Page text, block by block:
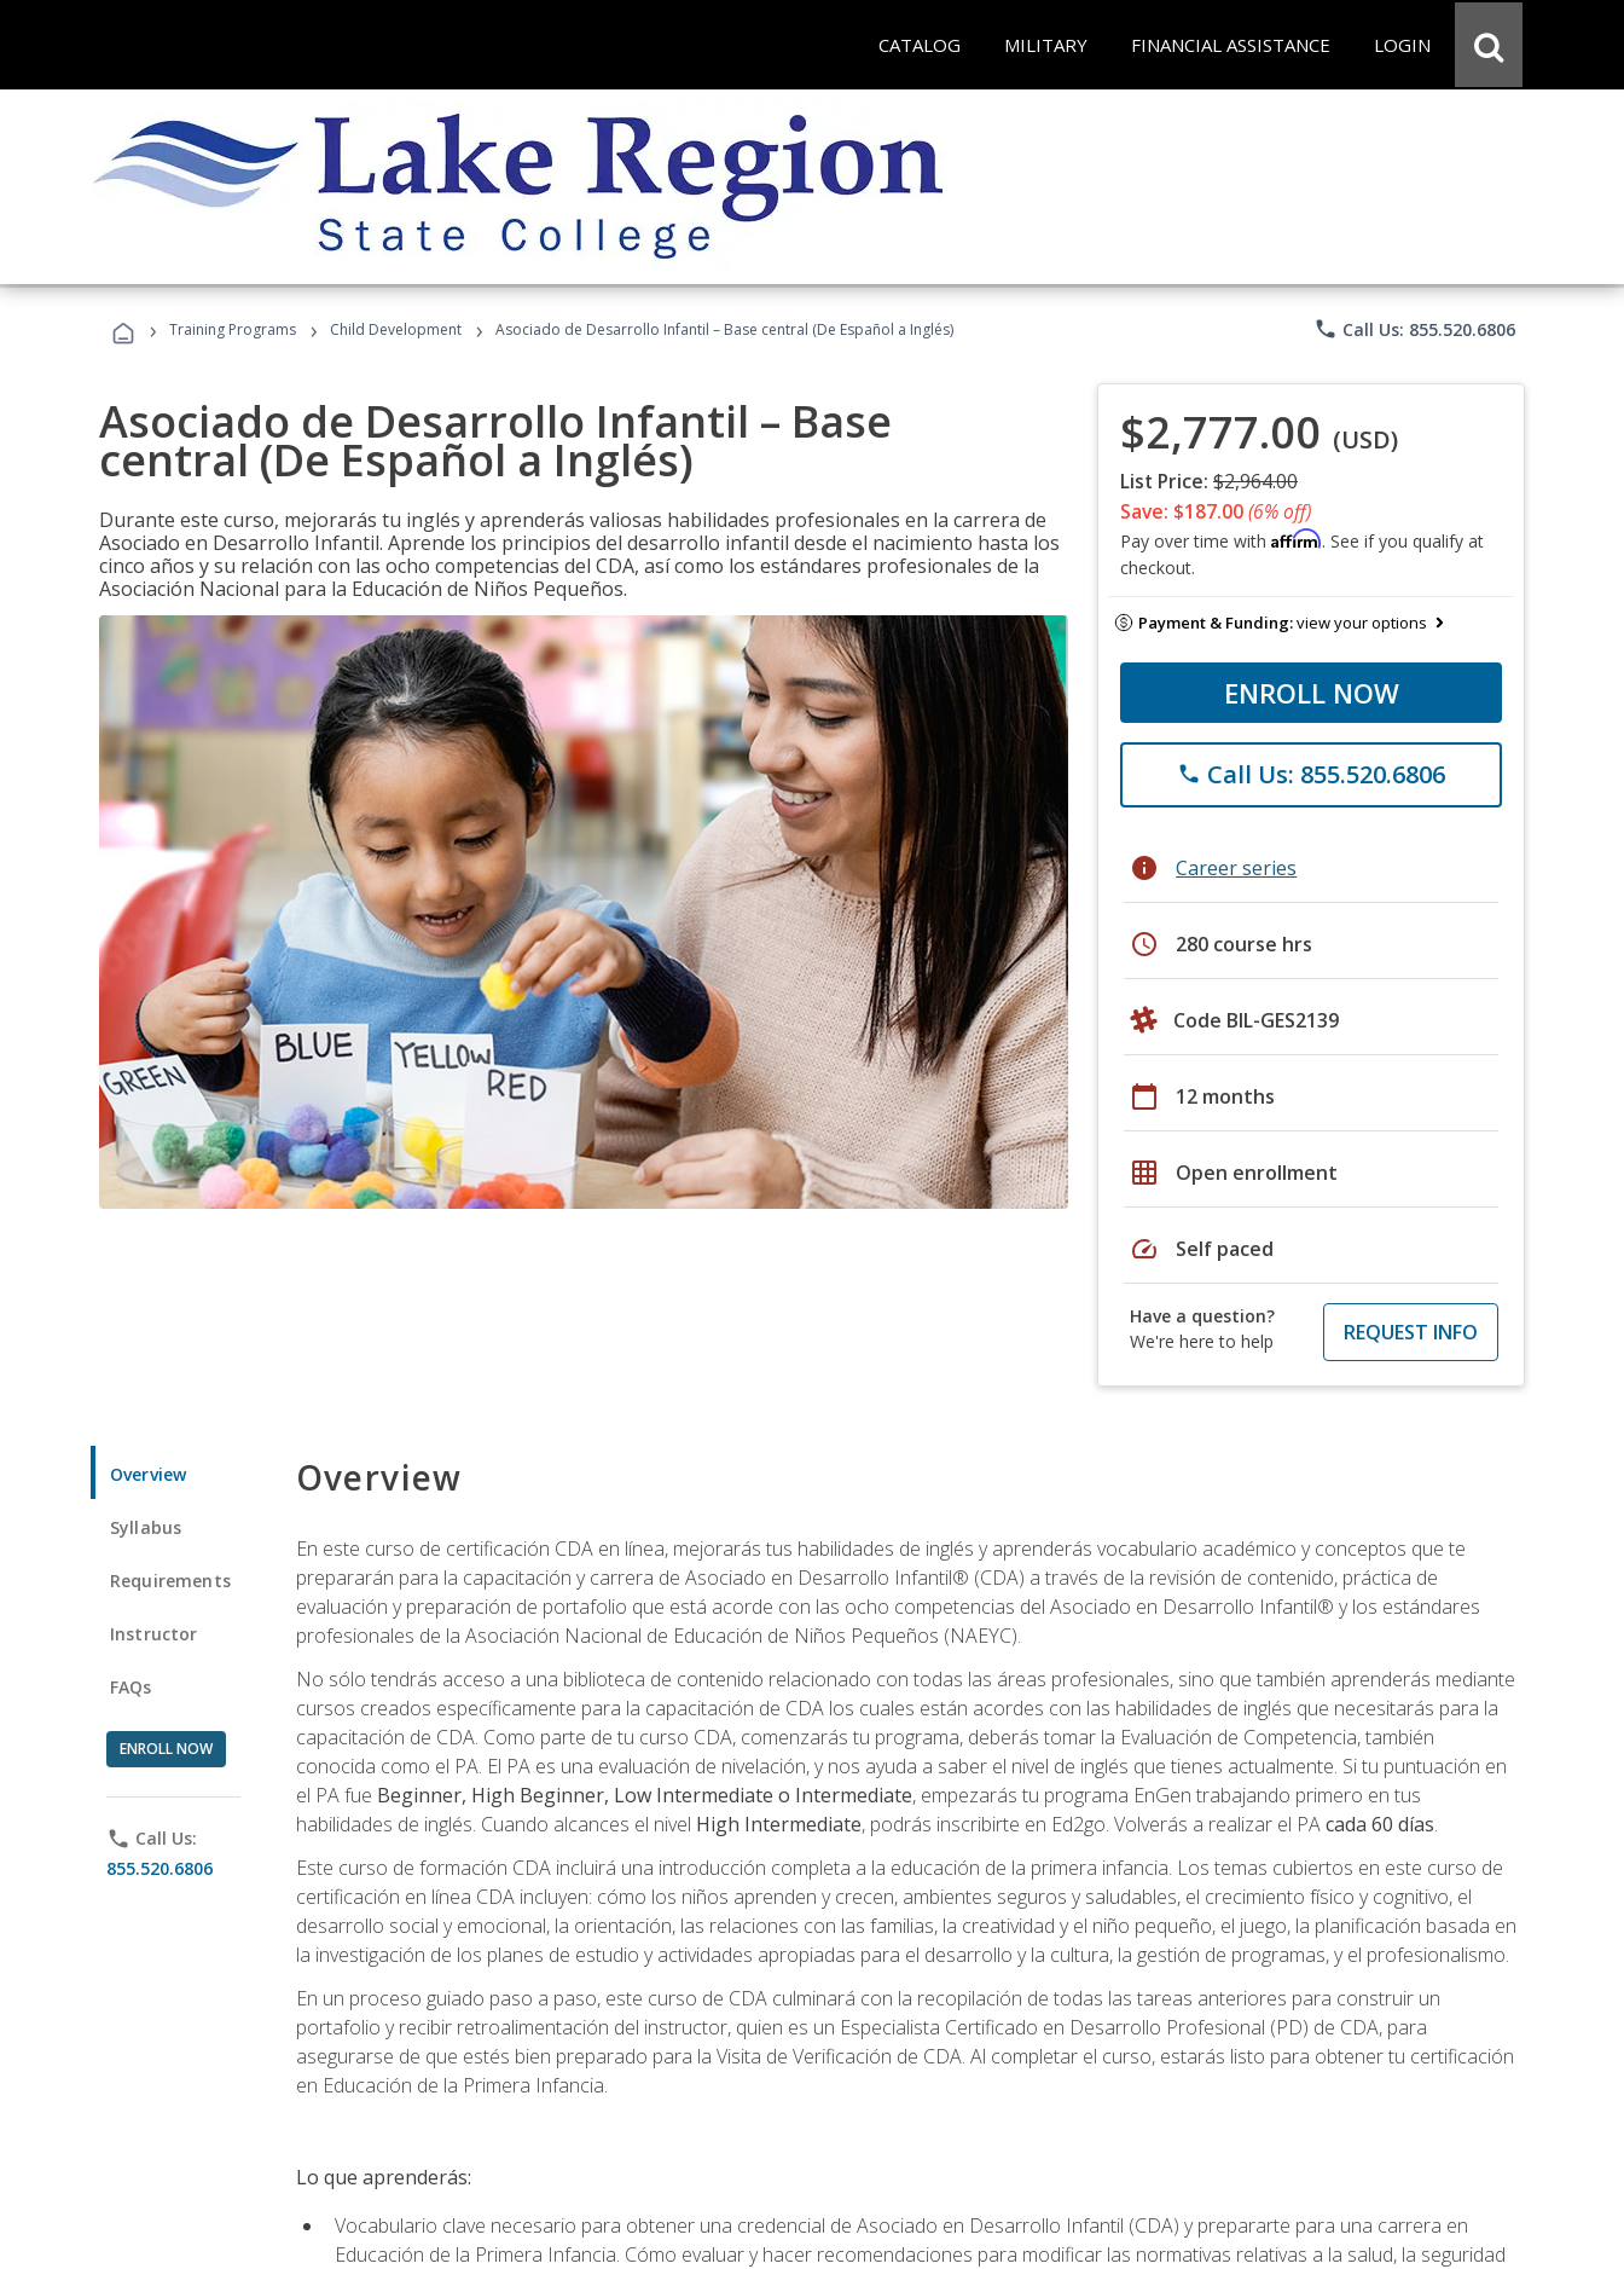
CATALOG MILITARY FINANCIAL ASSISTANCE LOGIN
› Training Programs › Child Development › Asociado de Desarrollo Infantil – Base central (De Español a Inglés) phone Call Us: 855.520.6806
Asociado de Desarrollo Infantil – Base
central (De Español a Inglés)
Durante este curso, mejorarás tu inglés y aprenderás valiosas habilidades profesionales en la carrera de
Asociado en Desarrollo Infantil. Aprende los principios del desarrollo infantil desde el nacimiento hasta los
cinco años y su relación con las ocho competencias del CDA, así como los estándares profesionales de la
Asociación Nacional para la Educación de Niños Pequeños.
$2,777.00 (USD)
List Price: $2,964.00
Save: $187.00(6% off)
Pay over time with Affirm. See if you qualify at
checkout.
Payment & Funding:view your options
ENROLL NOW
phone Call Us: 855.520.6806
info Career series
schedule 280 course hrs
Code BIL-GES2139
calendar_today 12 months
grid_on Open enrollment
speed Self paced
Have a question?
We're here to help
REQUEST INFO
Overview
Syllabus
Requirements
Instructor
FAQs
ENROLL NOW
phone Call Us:
855.520.6806
Overview
En este curso de certificación CDA en línea, mejorarás tus habilidades de inglés y aprenderás vocabulario académico y conceptos que te
prepararán para la capacitación y carrera de Asociado en Desarrollo Infantil® (CDA) a través de la revisión de contenido, práctica de
evaluación y preparación de portafolio que está acorde con las ocho competencias del Asociado en Desarrollo Infantil® y los estándares
profesionales de la Asociación Nacional de Educación de Niños Pequeños (NAEYC).
No sólo tendrás acceso a una biblioteca de contenido relacionado con todas las áreas profesionales, sino que también aprenderás mediante
cursos creados específicamente para la capacitación de CDA los cuales están acordes con las habilidades de inglés que necesitarás para la
capacitación de CDA. Como parte de tu curso CDA, comenzarás tu programa, deberás tomar la Evaluación de Competencia, también
conocida como el PA. El PA es una evaluación de nivelación, y nos ayuda a saber el nivel de inglés que tienes actualmente. Si tu puntuación en
el PA fue Beginner, High Beginner, Low Intermediate o Intermediate, empezarás tu programa EnGen trabajando primero en tus
habilidades de inglés. Cuando alcances el nivel High Intermediate, podrás inscribirte en Ed2go. Volverás a realizar el PAcada 60 días.
Este curso de formación CDA incluirá una introducción completa a la educación de la primera infancia. Los temas cubiertos en este curso de
certificación en línea CDA incluyen: cómo los niños aprenden y crecen, ambientes seguros y saludables, el crecimiento físico y cognitivo, el
desarrollo social y emocional, la orientación, las relaciones con las familias, la creatividad y el niño pequeño, el juego, la planificación basada en
la investigación de los planes de estudio y actividades apropiadas para el desarrollo y la cultura, la gestión de programas, y el profesionalismo.
En un proceso guiado paso a paso, este curso de CDA culminará con la recopilación de todas las tareas anteriores para construir un
portafolio y recibir retroalimentación del instructor, quien es un Especialista Certificado en Desarrollo Profesional (PD) de CDA, para
asegurarse de que estés bien preparado para la Visita de Verificación de CDA. Al completar el curso, estarás listo para obtener tu certificación
en Educación de la Primera Infancia.
Lo que aprenderás:
Vocabulario clave necesario para obtener una credencial de Asociado en Desarrollo Infantil (CDA) y prepararte para una carrera en
Educación de la Primera Infancia. Cómo evaluar y hacer recomendaciones para modificar las normativas relativas a la salud, la seguridad